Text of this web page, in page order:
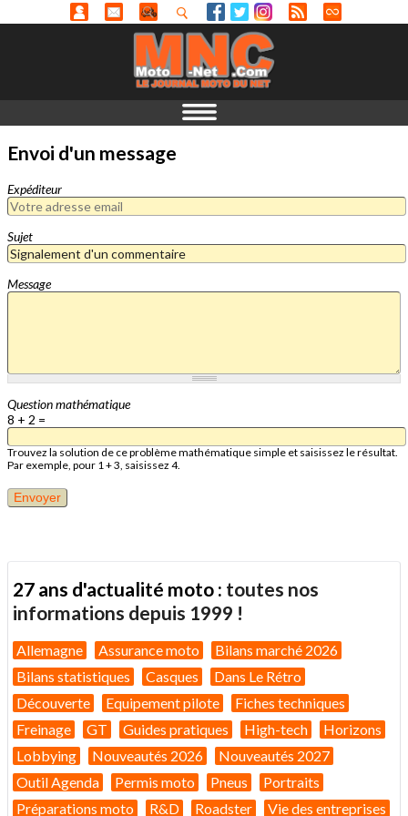
Envoi d'un message
Expéditeur
Sujet
Message
Question mathématique
8 + 2 =
Trouvez la solution de ce problème mathématique simple et saisissez le résultat.
Par exemple, pour 1 + 3, saisissez 4.
27 ans d'actualité moto : toutes nos
informations depuis 1999 !
Allemagne Assurance moto
Bilans marché 2026
Bilans statistiques
Casques
Dans Le Rétro
Découverte
Equipement pilote
Fiches techniques
Freinage
GT Guides pratiques High-tech
Horizons
Lobbying
Nouveautés 2026
Nouveautés 2027
Outil Agenda
Permis moto Pneus
Portraits
Préparations moto
R&D Roadster Vie des entreprises